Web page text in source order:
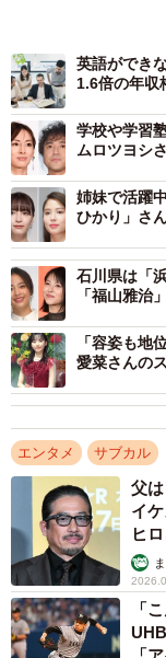
【1位：宇多田ヒ
▽同年代です。10
されているのを初
代後半・小学4年生
▽彼女の歌を初め
く歌いこなしてい
覚えている。外国
をしているのを見
年生の保護者）
▽同い年の宇多田
ても大好きになり
ブな英語なので到
が勉強になります
【2位：河北麻友子
▽以前、テレビ番
を話していて、可
（40代前半・小学2
▽海外ロケなどで
ポートしている姿
者）
英語ができ
1.6倍の年収
学校や学習
ムロツヨシ
姉妹で活躍
ひかり」さ
石川県は「
「福山雅治
「容姿も地
愛菜さんの
エンタメ サブカル
父
イ
ヒ
「